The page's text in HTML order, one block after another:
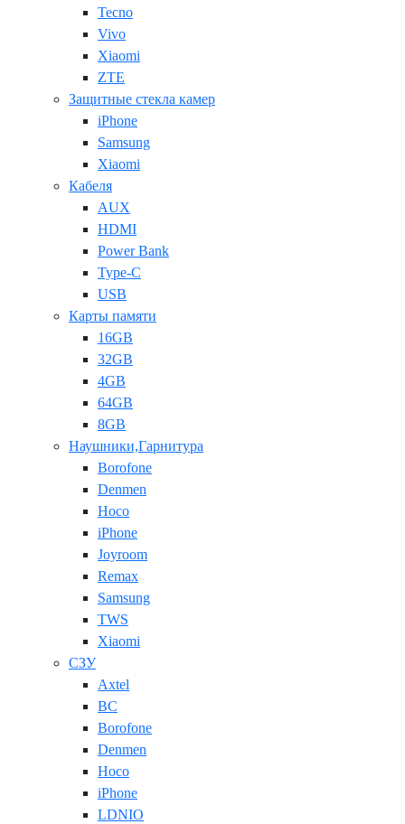
Tecno
Vivo
Xiaomi
ZTE
Защитные стекла камер
iPhone
Samsung
Xiaomi
Кабеля
AUX
HDMI
Power Bank
Type-C
USB
Карты памяти
16GB
32GB
4GB
64GB
8GB
Наушники,Гарнитура
Borofone
Denmen
Hoco
iPhone
Joyroom
Remax
Samsung
TWS
Xiaomi
СЗУ
Axtel
BC
Borofone
Denmen
Hoco
iPhone
LDNIO